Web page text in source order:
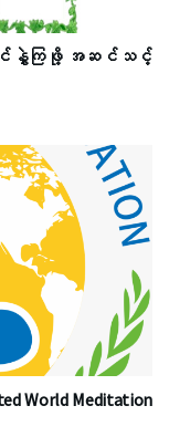
င်ဆင်နွှဲကြဖို့ အဆင်သင့်
World Meditation